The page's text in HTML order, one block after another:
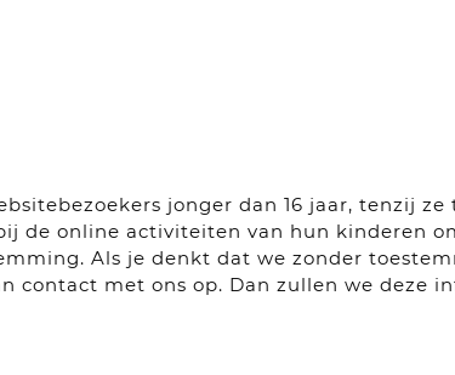
jonger dan 16 jaar, tenzij
de online activiteiten van hun kinderen
Als je denkt dat we zonder
contact met ons op. Dan zullen we deze